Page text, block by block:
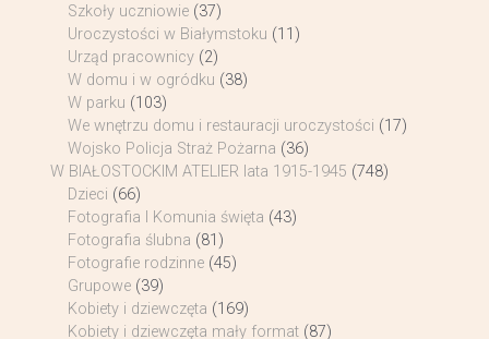
Szkoły uczniowie (37)
Uroczystości w Białymstoku (11)
Urząd pracownicy (2)
W domu i w ogródku (38)
W parku (103)
We wnętrzu domu i restauracji uroczystości (17)
Wojsko Policja Straż Pożarna (36)
W BIAŁOSTOCKIM ATELIER lata 1915-1945 (748)
Dzieci (66)
Fotografia I Komunia święta (43)
Fotografia ślubna (81)
Fotografie rodzinne (45)
Grupowe (39)
Kobiety i dziewczęta (169)
Kobiety i dziewczęta mały format (87)